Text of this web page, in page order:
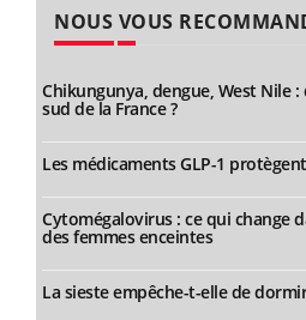
NOUS VOUS
Chikungunya, dengue, West Nile :
sud de la France ?
Les médicaments GLP-1
Cytomégalovirus : ce qui change
des femmes enceintes
La sieste empêche-t-elle de